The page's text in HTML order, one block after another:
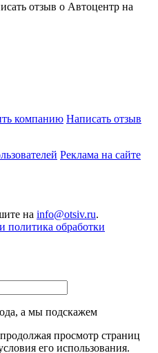
отзыв о Автоцентр на
компанию Написать отзыв
Реклама на сайте
на info@otsiv.ru.
политика обработки
а мы подскажем
просмотр страниц
его использования.